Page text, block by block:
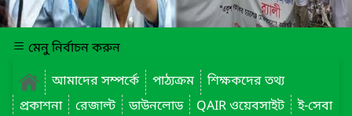
মেনু নির্বাচন করুন
আমাদের সম্পর্কে
পাঠ্যক্রম
শিক্ষকদের তথ্য
প্রকাশনা
রেজাল্ট ডাউনলোড QAIR ওয়েবসাইট
ই-সেবা